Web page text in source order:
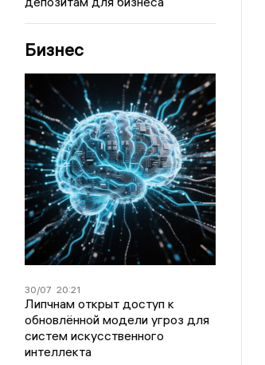
Бизнес
30/07 20:21
Липчнам открыт доступ к
обновлённой модели угроз для
систем искусственного
интеллекта